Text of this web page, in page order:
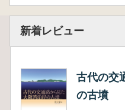
新着レビュー
古代の交
の古墳